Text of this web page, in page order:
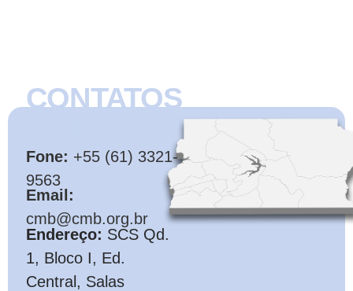
CONTATOS
Fone: +55 (61) 3321-
9563
Email:
cmb@cmb.org.br
Endereço: SCS Qd.
1, Bloco I, Ed.
Central, Salas